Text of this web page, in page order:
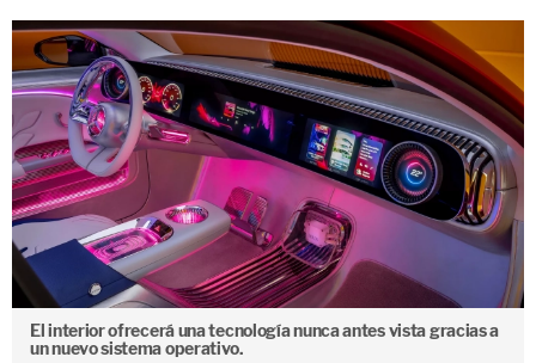
El interior ofrecerá una tecnología nunca antes vista gracias a
un nuevo sistema operativo.